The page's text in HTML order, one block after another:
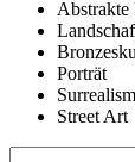
Abstrakte
Porträt
Street Art